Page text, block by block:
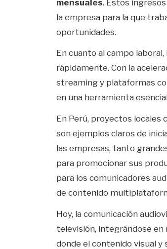
mensuales. Estos
la empresa para la que
oportunidades.
En cuanto al campo
rápidamente. Con la
streaming y plataformas
en una herramienta
En Perú, proyectos locales
son ejemplos claros de
las empresas, tanto
para promocionar sus
para los comunicadores
de contenido
Hoy, la comunicación
televisión, integrándose
donde el contenido visual y